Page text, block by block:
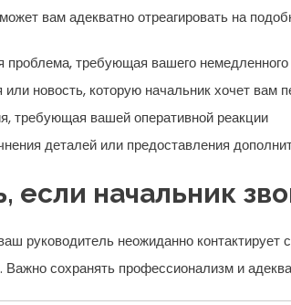
вам адекватно отреагировать на
проблема, требующая вашего
новость, которую начальник хочет вам
требующая вашей оперативной реакции
деталей или предоставления
если начальник
руководитель неожиданно
сохранять профессионализм и